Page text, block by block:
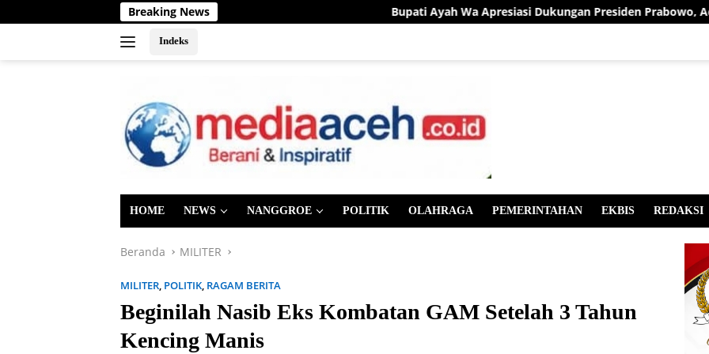
ke
Breaking News Bupati Ayah Wa Apresiasi Dukungan Presiden Prabowo, Aceh Utara
Indeks
HOME NEWS NANGGROE POLITIK OLAHRAGA PEMERINTAHAN EKBIS REDAKSI
Beranda MILITER
MILITER, POLITIK, RAGAM BERITA
Beginilah Nasib Eks Kombatan GAM Setelah 3 Tahun
Kencing Manis